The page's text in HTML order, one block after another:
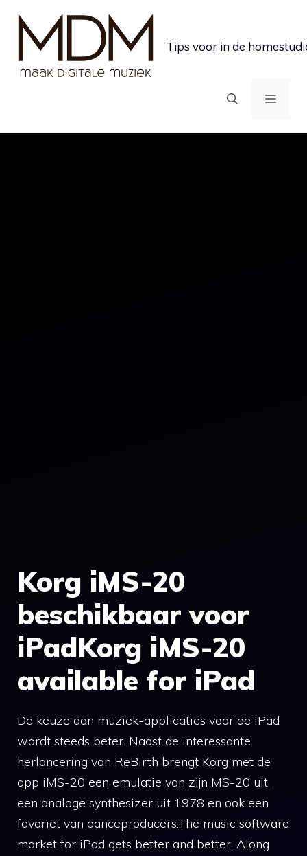
inhoud
Tips voor in de
MENU
Korg iMS-20
beschikbaar voor
iPadKorg iMS-20
available for iPad
De keuze aan muziek-applicaties voor de iPad
wordt steeds beter. Naast de interessante
herlancering van ReBirth brengt Korg met de
app iMS-20 een emulatie van zijn MS-20 uit,
een analoge synthesizer uit 1978 en ook een
favoriet van danceproducers.The music software
market for iPad gets better and better. Along